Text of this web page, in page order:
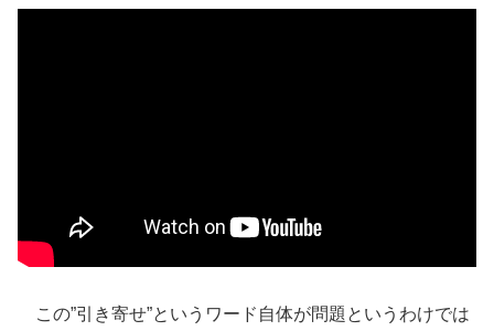
この”引き寄せ”というワード自体が問題というわけでは